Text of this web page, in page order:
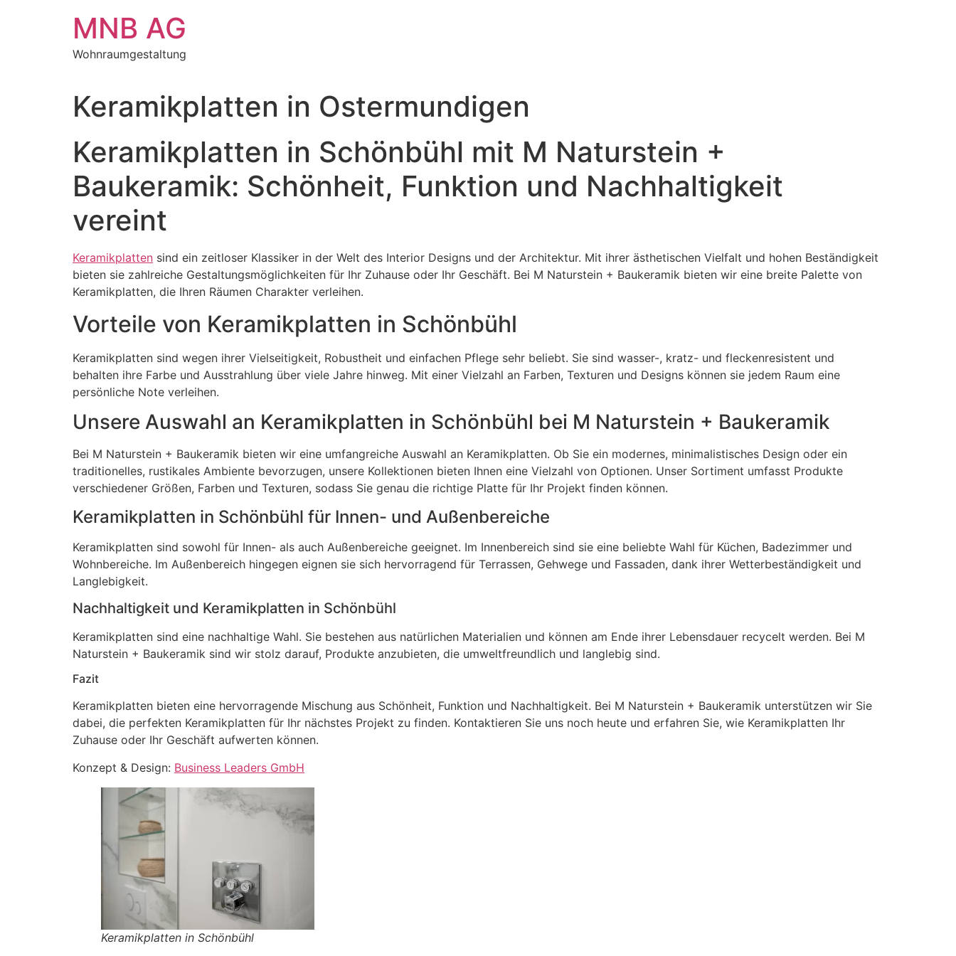
MNB AG
Wohnraumgestaltung
Keramikplatten in Ostermundigen
Keramikplatten in Schönbühl mit M Naturstein +
Baukeramik: Schönheit, Funktion und Nachhaltigkeit
vereint
Keramikplatten sind ein zeitloser Klassiker in der Welt des Interior Designs und der Architektur. Mit ihrer ästhetischen Vielfalt und hohen Beständigkeit
bieten sie zahlreiche Gestaltungsmöglichkeiten für Ihr Zuhause oder Ihr Geschäft. Bei M Naturstein + Baukeramik bieten wir eine breite Palette von
Keramikplatten, die Ihren Räumen Charakter verleihen.
Vorteile von Keramikplatten in Schönbühl
Keramikplatten sind wegen ihrer Vielseitigkeit, Robustheit und einfachen Pflege sehr beliebt. Sie sind wasser-, kratz- und fleckenresistent und
behalten ihre Farbe und Ausstrahlung über viele Jahre hinweg. Mit einer Vielzahl an Farben, Texturen und Designs können sie jedem Raum eine
persönliche Note verleihen.
Unsere Auswahl an Keramikplatten in Schönbühl bei M Naturstein + Baukeramik
Bei M Naturstein + Baukeramik bieten wir eine umfangreiche Auswahl an Keramikplatten. Ob Sie ein modernes, minimalistisches Design oder ein
traditionelles, rustikales Ambiente bevorzugen, unsere Kollektionen bieten Ihnen eine Vielzahl von Optionen. Unser Sortiment umfasst Produkte
verschiedener Größen, Farben und Texturen, sodass Sie genau die richtige Platte für Ihr Projekt finden können.
Keramikplatten in Schönbühl für Innen- und Außenbereiche
Keramikplatten sind sowohl für Innen- als auch Außenbereiche geeignet. Im Innenbereich sind sie eine beliebte Wahl für Küchen, Badezimmer und
Wohnbereiche. Im Außenbereich hingegen eignen sie sich hervorragend für Terrassen, Gehwege und Fassaden, dank ihrer Wetterbeständigkeit und
Langlebigkeit.
Nachhaltigkeit und Keramikplatten in Schönbühl
Keramikplatten sind eine nachhaltige Wahl. Sie bestehen aus natürlichen Materialien und können am Ende ihrer Lebensdauer recycelt werden. Bei M
Naturstein + Baukeramik sind wir stolz darauf, Produkte anzubieten, die umweltfreundlich und langlebig sind.
Fazit
Keramikplatten bieten eine hervorragende Mischung aus Schönheit, Funktion und Nachhaltigkeit. Bei M Naturstein + Baukeramik unterstützen wir Sie
dabei, die perfekten Keramikplatten für Ihr nächstes Projekt zu finden. Kontaktieren Sie uns noch heute und erfahren Sie, wie Keramikplatten Ihr
Zuhause oder Ihr Geschäft aufwerten können.
Konzept & Design: Business Leaders GmbH
Keramikplatten in Schönbühl